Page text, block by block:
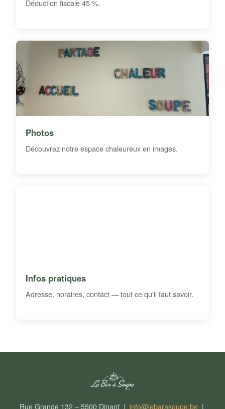
Déduction fiscale 45 %.
Photos
Découvrez notre espace chaleureux en images.
Infos pratiques
Adresse, horaires, contact — tout ce qu'il faut savoir.
Rue Grande 132 – 5500 Dinant | info@lebarasoupe.be|